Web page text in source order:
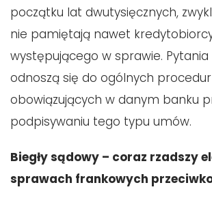
początku lat dwutysięcznych,
nie pamiętają nawet
występującego w sprawie. Pytania
odnoszą się do ogólnych procedur
obowiązujących w danym banku
podpisywaniu tego typu umów.
Biegły sądowy – coraz rzadszy
sprawach frankowych